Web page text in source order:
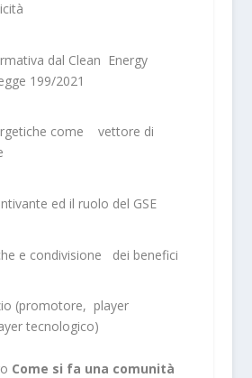
dal Clean Energy
199/2021
come vettore di
ed il ruolo del GSE
e condivisione dei benefici
(promotore, player
tecnologico)
Come si fa una comunità